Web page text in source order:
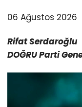
06 Ağustos 2026
Rifat Serdaroğlu
DOĞRU Parti